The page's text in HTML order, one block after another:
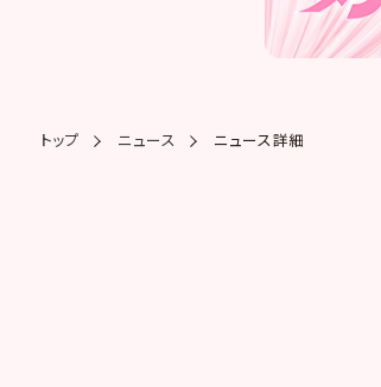
トップ ニュース ニュース詳細